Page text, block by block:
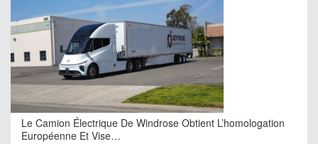
Le Camion Électrique De Windrose Obtient L’homologation
Européenne Et Vise…